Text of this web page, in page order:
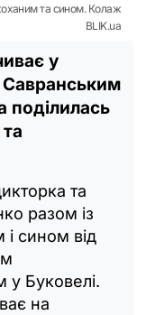
та сином. Колаж
BLIK.ua
у
Савранським
поділилась
та
разом із
сином від
у Буковелі.
на